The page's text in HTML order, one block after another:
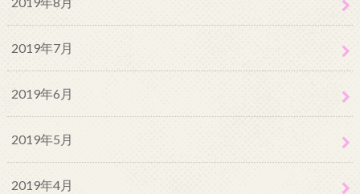
2019年7月
2019年6月
2019年5月
2019年4月